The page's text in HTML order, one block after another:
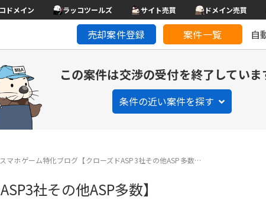
ドメイン ラッコツールズ サイト売買 ドメイン売買
売却案件登録 案件一覧 自
この案件は交渉の受付を終了していま
条件の近い案件を探す
スマホゲーム特化ブログ【クローズドASP3社その他ASP多数…
社その他ASP多数】